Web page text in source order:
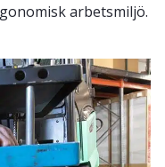
arbetsmiljö.